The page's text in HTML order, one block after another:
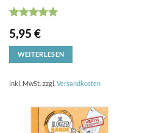
mit5von
5
5,95 €
WEITERLESEN
inkl. MwSt. zzgl. Versandkosten